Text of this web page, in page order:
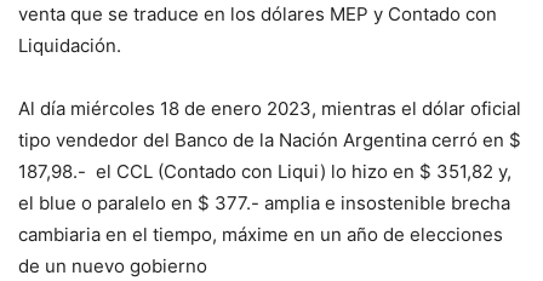
venta que se traduce en los dólares MEP y Contado con
Liquidación.
Al día miércoles 18 de enero 2023, mientras el dólar oficial
tipo vendedor del Banco de la Nación Argentina cerró en $
187,98.- el CCL (Contado con Liqui) lo hizo en $ 351,82 y,
el blue o paralelo en $ 377.- amplia e insostenible brecha
cambiaria en el tiempo, máxime en un año de elecciones
de un nuevo gobierno